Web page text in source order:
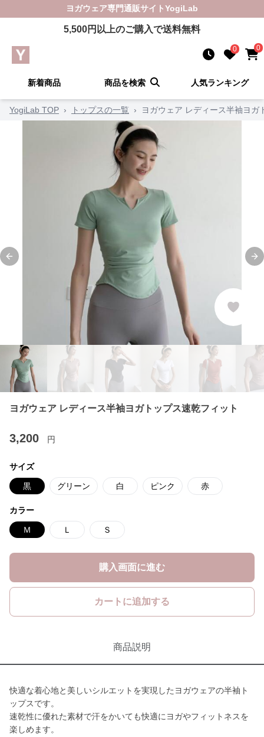
ヨガウェア専門通販サイトYogiLab
5,500円以上のご購入で送料無料
0 0
新着商品 商品を検索 人気ランキング
YogiLab TOP › トップスの一覧 › ヨガウェア レディース半袖ヨガ
Previous slide
ヨガウェア レディース半袖ヨガトップス速乾フィット
3,200 円
サイズ
黒 グリーン 白 ピンク 赤
カラー
Ｍ Ｌ Ｓ
購入画面に進む
カートに追加する
商品説明
快適な着心地と美しいシルエットを実現したヨガウェアの半袖ト
ップスです。
速乾性に優れた素材で汗をかいても快適にヨガやフィットネスを
楽しめます。